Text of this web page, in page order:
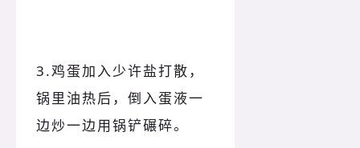
3.鸡蛋加入少许盐打散，
锅里油热后，倒入蛋液一
边炒一边用锅铲碾碎。